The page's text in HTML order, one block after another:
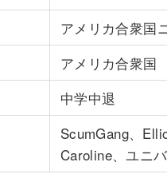
アメリカ合衆国
アメリカ合衆国
中学中退
ScumGang、
Caroline、ユニ